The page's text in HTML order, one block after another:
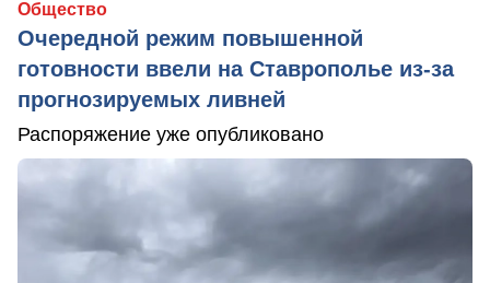
Общество
Очередной режим повышенной
готовности ввели на Ставрополье из-за
прогнозируемых ливней
Распоряжение уже опубликовано